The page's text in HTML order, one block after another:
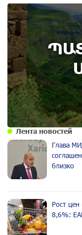
по
Лента новостей
Глава
близко
Рост
8,6%: